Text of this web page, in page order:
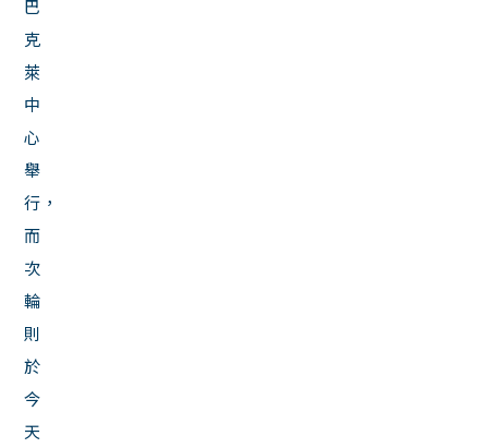
巴
克
萊
中
心
舉
行，
而
次
輪
則
於
今
天